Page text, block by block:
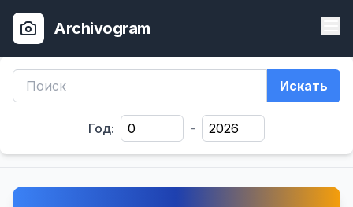
Archivogram
Искать
Год: -